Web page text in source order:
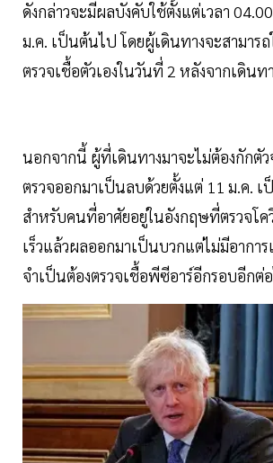
ดังกล่าวจะมีผลบังคับใช้ตั้งแต่เวลา
ม.ค. เป็นต้นไป โดยผู้เดินทางจะสามารถ
ตรวจเชื้อตัวเองในวันที่ 2 หลังจากเดินท
นอกจากนี้ ผู้ที่เดินทางมาจะไม่ต้องกักตั
ตรวจออกมาเป็นลบด้วยตั้งแต่ 11 ม.ค.
สำหรับคนที่อาศัยอยู่ในอังกฤษที่ตรวจโค
เร็วแล้วผลออกมาเป็นบวกแต่ไม่มีอาการ
จำเป็นต้องตรวจเชื้อพีซีอาร์อีกรอบอีกต่